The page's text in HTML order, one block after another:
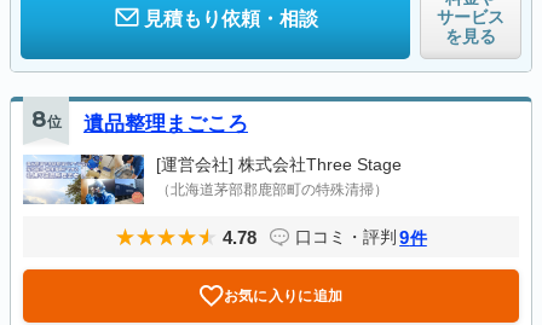
見積もり依頼・相談
サービス
を見る
8位 遺品整理まごころ
[運営会社] 株式会社Three Stage
（北海道茅部郡鹿部町の特殊清掃）
4.78 口コミ・評判 9件
お気に入りに追加